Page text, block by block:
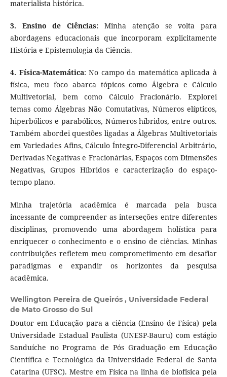
materialista histórica.
3. Ensino de Ciências: Minha atenção se volta para
abordagens educacionais que incorporam explicitamente
História e Epistemologia da Ciência.
4. Física-Matemática: No campo da matemática aplicada à
física, meu foco abarca tópicos como Álgebra e Cálculo
Multivetorial, bem como Cálculo Fracionário. Explorei
temas como Álgebras Não Comutativas, Números elípticos,
hiperbólicos e parabólicos, Números híbridos, entre outros.
Também abordei questões ligadas a Álgebras Multivetoriais
em Variedades Afins, Cálculo Íntegro-Diferencial Arbitrário,
Derivadas Negativas e Fracionárias, Espaços com Dimensões
Negativas, Grupos Híbridos e caracterização do espaço-
tempo plano.
Minha trajetória acadêmica é marcada pela busca
incessante de compreender as interseções entre diferentes
disciplinas, promovendo uma abordagem holística para
enriquecer o conhecimento e o ensino de ciências. Minhas
contribuições refletem meu comprometimento em desafiar
paradigmas e expandir os horizontes da pesquisa
acadêmica.
Wellington Pereira de Queirós , Universidade Federal
de Mato Grosso do Sul
Doutor em Educação para a ciência (Ensino de Física) pela
Universidade Estadual Paulista (UNESP-Bauru) com estágio
Sanduíche no Programa de Pós Graduação em Educação
Científica e Tecnológica da Universidade Federal de Santa
Catarina (UFSC). Mestre em Física na linha de biofísica pela